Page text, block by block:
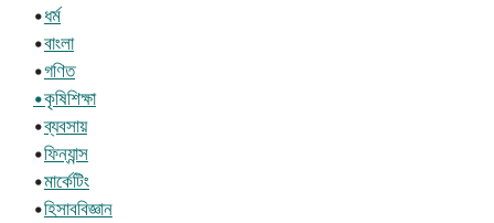
•ধর্ম
•বাংলা
•গণিত
•কৃষিশিক্ষা
•ব্যবসায়
•ফিন্যান্স
•মার্কেটিং
•হিসাববিজ্ঞান